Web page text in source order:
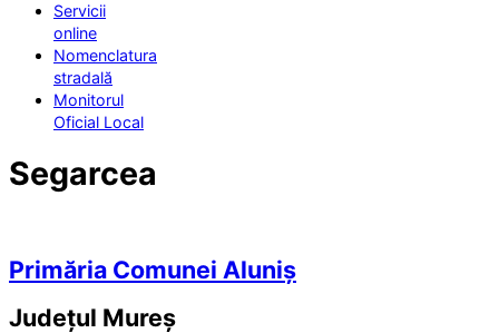
Servicii
online
Nomenclatura
stradală
Monitorul
Oficial Local
Segarcea
Primăria Comunei Aluniș
Județul Mureș